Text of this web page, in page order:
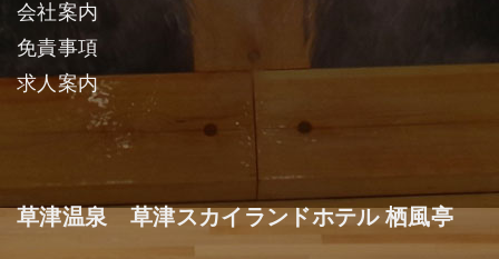
会社案内
免責事項
求人案内
草津温泉 草津スカイランドホテル 栖風亭